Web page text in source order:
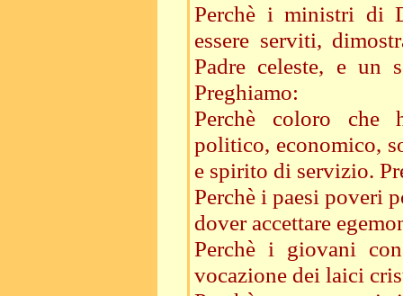
Perchè i ministri di
essere serviti,
Padre celeste, e un
Preghiamo:
Perchè coloro che
politico, economico,
e spirito di servizio.
Perchè i paesi poveri
dover accettare
Perchè i giovani
vocazione dei laici